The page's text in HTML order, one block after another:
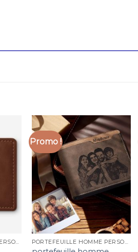
PORTEFEUILLE HOMME PERSONNALISÉ
Promo !
PORTEFEUILLE HOMME PERSONNALISÉ